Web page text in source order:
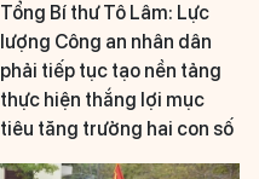
Tổng Bí thư Tô Lâm: Lực
lượng Công an nhân dân
phải tiếp tục tạo nền tảng
thực hiện thắng lợi mục
tiêu tăng trưởng hai con số